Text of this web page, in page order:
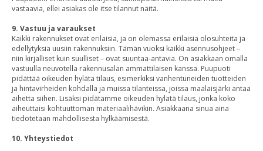
vastaavia, ellei asiakas ole itse tilannut näitä.
9. Vastuu ja varaukset
Kaikki rakennukset ovat erilaisia, ja on olemassa erilaisia olosuhteita ja
edellytyksiä uusiin rakennuksiin. Tämän vuoksi kaikki asennusohjeet –
niin kirjalliset kuin suulliset – ovat suuntaa-antavia. On asiakkaan omalla
vastuulla neuvotella rakennusalan ammattilaisen kanssa. Puupuoti
pidättää oikeuden hylätä tilaus, esimerkiksi vanhentuneiden tuotteiden
ja hintavirheiden kohdalla ja muissa tilanteissa, joissa maalaisjärki antaa
aihetta siihen. Lisäksi pidätämme oikeuden hylätä tilaus, jonka koko
aiheuttaisi kohtuuttoman materiaalihävikin. Asiakkaana sinua aina
tiedotetaan mahdollisesta hylkäämisestä.
10. Yhteystiedot